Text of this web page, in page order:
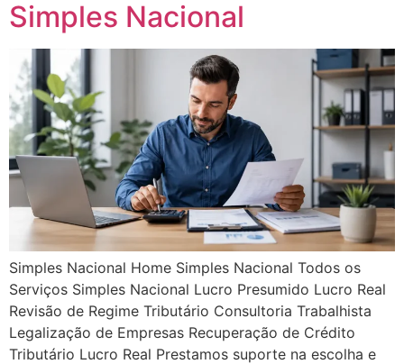
Simples Nacional
Simples Nacional Home Simples Nacional Todos os
Serviços Simples Nacional Lucro Presumido Lucro Real
Revisão de Regime Tributário Consultoria Trabalhista
Legalização de Empresas Recuperação de Crédito
Tributário Lucro Real Prestamos suporte na escolha e